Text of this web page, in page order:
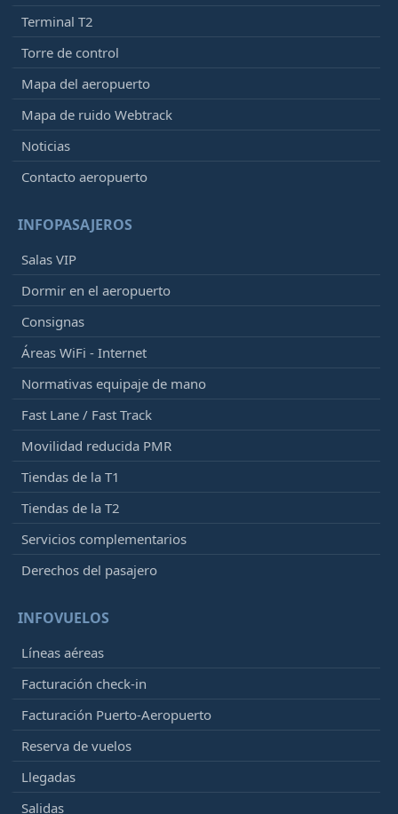
Terminal T2
Torre de control
Mapa del aeropuerto
Mapa de ruido Webtrack
Noticias
Contacto aeropuerto
INFOPASAJEROS
Salas VIP
Dormir en el aeropuerto
Consignas
Áreas WiFi - Internet
Normativas equipaje de mano
Fast Lane / Fast Track
Movilidad reducida PMR
Tiendas de la T1
Tiendas de la T2
Servicios complementarios
Derechos del pasajero
INFOVUELOS
Líneas aéreas
Facturación check-in
Facturación Puerto-Aeropuerto
Reserva de vuelos
Llegadas
Salidas